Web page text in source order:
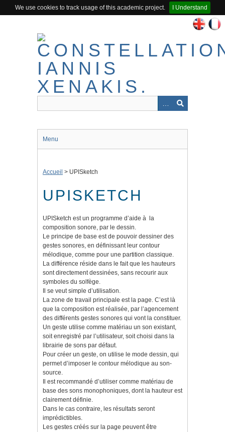
We use cookies to track usage of this academic project.
I Understand
Menu
Accueil > UPISketch
UPISKETCH
UPISketch est un programme d’aide à la
composition sonore, par le dessin.
Le principe de base est de pouvoir dessiner des
gestes sonores, en définissant leur contour
mélodique, comme pour une partition classique.
La différence réside dans le fait que les hauteurs
sont directement dessinées, sans recourir aux
symboles du solfège.
Il se veut simple d’utilisation.
La zone de travail principale est la page. C’est là
que la composition est réalisée, par l’agencement
des différents gestes sonores qui vont la constituer.
Un geste utilise comme matériau un son existant,
soit enregistré par l’utilisateur, soit choisi dans la
librairie de sons par défaut.
Pour créer un geste, on utilise le mode dessin, qui
permet d’imposer le contour mélodique au son-
source.
Il est recommandé d’utiliser comme matériau de
base des sons monophoniques, dont la hauteur est
clairement définie.
Dans le cas contraire, les résultats seront
imprédictibles.
Les gestes créés sur la page peuvent être